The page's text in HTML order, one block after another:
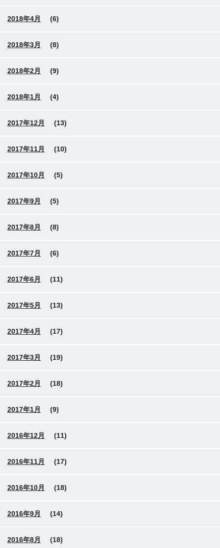
2018年4月 (6)
2018年3月 (8)
2018年2月 (9)
2018年1月 (4)
2017年12月 (13)
2017年11月 (10)
2017年10月 (5)
2017年9月 (5)
2017年8月 (8)
2017年7月 (6)
2017年6月 (11)
2017年5月 (13)
2017年4月 (17)
2017年3月 (19)
2017年2月 (18)
2017年1月 (9)
2016年12月 (11)
2016年11月 (17)
2016年10月 (18)
2016年9月 (14)
2016年8月 (18)